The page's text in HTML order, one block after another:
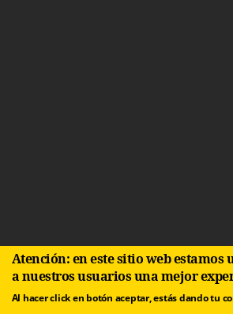
Atención: en este sitio web estamos usando cookies con el fin de brindar
a nuestros usuarios una mejor
Al hacer click en botón aceptar, estás dando tu